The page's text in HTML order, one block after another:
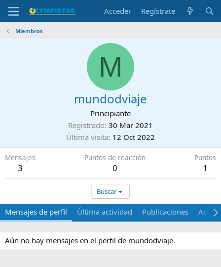
Acceder Regístrate
Miembros
M
mundodviaje
Principiante
Registrado 30 Mar 2021
Última visita 12 Oct 2022
Mensajes
3
Puntos de reacción
0
Puntos
1
Buscar
Mensajes de perfil Última actividad Publicaciones Acerca
Aún no hay mensajes en el perfil de mundodviaje.